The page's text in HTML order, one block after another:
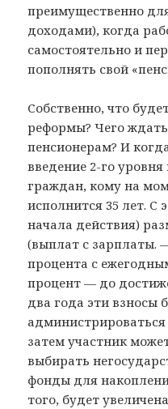
преимущественно
доходами), когда
самостоятельно и
пополнять свой
Собственно, что
реформы? Чего
пенсионерам? И
введение 2-го уровня
граждан, кому на
исполнится 35 лет. С
начала действия)
(выплат с зарплаты.
процента с
процент — до
два года эти взносы
затем участник
выбирать
фонды для
того, будет